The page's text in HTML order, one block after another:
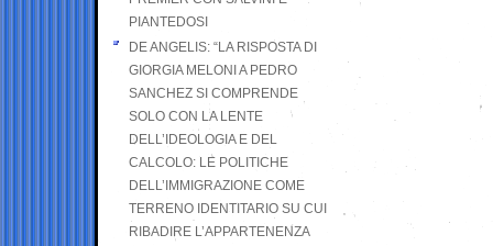
PIANTEDOSI
DE ANGELIS: “LA RISPOSTA DI
GIORGIA MELONI A PEDRO
SANCHEZ SI COMPRENDE
SOLO CON LA LENTE
DELL’IDEOLOGIA E DEL
CALCOLO: LE POLITICHE
DELL’IMMIGRAZIONE COME
TERRENO IDENTITARIO SU CUI
RIBADIRE L’APPARTENENZA